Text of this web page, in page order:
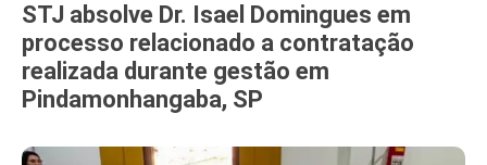
STJ absolve Dr. Isael Domingues em
processo relacionado a contratação
realizada durante gestão em
Pindamonhangaba, SP